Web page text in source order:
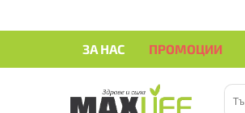
ЗА НАС ПРОМОЦИИ